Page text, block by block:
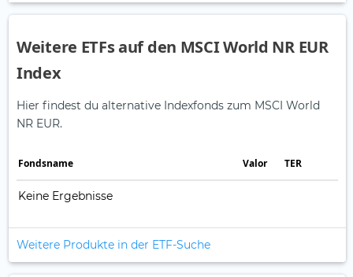
Weitere ETFs auf den MSCI World NR EUR
Index
Hier findest du alternative Indexfonds zum MSCI World
NR EUR.
Fonds­name Valor TER
Keine Ergebnisse
Weitere Produkte in der ETF-Suche